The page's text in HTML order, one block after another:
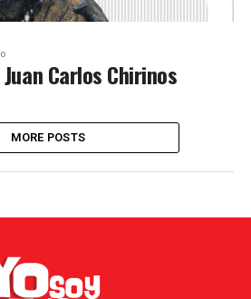
Carlos Chirinos
MORE POSTS